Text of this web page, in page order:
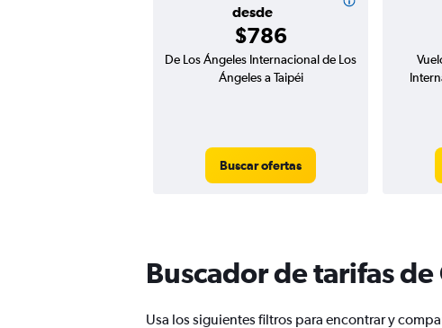
desde
$786
De Los Ángeles Internacional de Los
Ángeles a Taipéi
Buscar ofertas
Buscador de tarifas
Usa los siguientes filtros para encontrar y